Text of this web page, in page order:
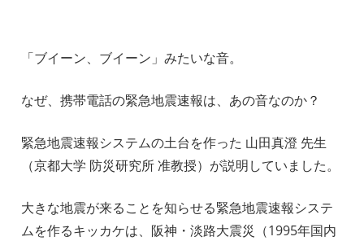
「ブイーン、ブイーン」みたいな音。
なぜ、携帯電話の緊急地震速報は、あの音なのか？
緊急地震速報システムの土台を作った 山田真澄 先生
（京都大学 防災研究所 准教授）が説明していました。
大きな地震が来ることを知らせる緊急地震速報システ
ムを作るキッカケは、阪神・淡路大震災（1995年国内